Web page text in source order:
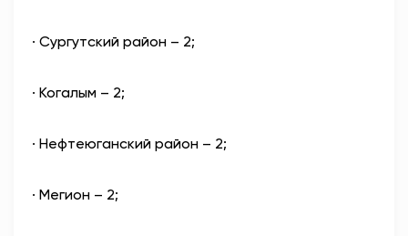
· Сургутский район – 2;
· Когалым – 2;
· Нефтеюганский район – 2;
· Мегион – 2;